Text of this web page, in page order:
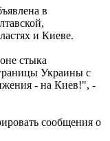
в
и Киеве.
стыка
Украины с
- на Киев!", -
сообщения о